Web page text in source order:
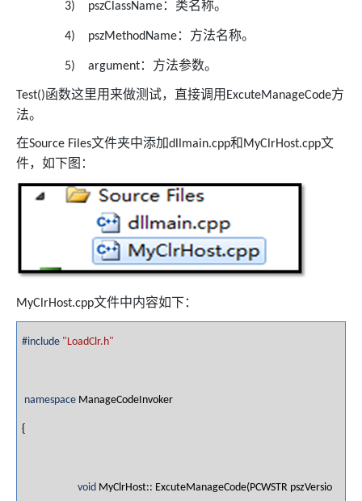
3) pszClassName：类名称。
4) pszMethodName：方法名称。
5) argument：方法参数。
Test()函数这里用来做测试，直接调用 ExcuteManageCode方
法。
在Source Files文件夹中添加dllmain.cpp和 MyClrHost.cpp文
件，如下图：
MyClrHost.cpp文件中内容如下：
#include "LoadClr.h"
namespaceManageCodeInvoker
{
void MyClrHost:: ExcuteManageCode(PCWSTR pszVersio